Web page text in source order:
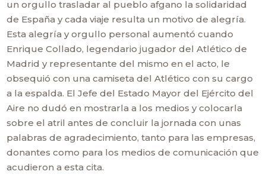
un orgullo trasladar al pueblo afgano la solidaridad
de España y cada viaje resulta un motivo de alegría.
Esta alegría y orgullo personal aumentó cuando
Enrique Collado, legendario jugador del Atlético de
Madrid y representante del mismo en el acto, le
obsequió con una camiseta del Atlético con su cargo
a la espalda. El Jefe del Estado Mayor del Ejército del
Aire no dudó en mostrarla a los medios y colocarla
sobre el atril antes de concluir la jornada con unas
palabras de agradecimiento, tanto para las empresas,
donantes como para los medios de comunicación que
acudieron a esta cita.